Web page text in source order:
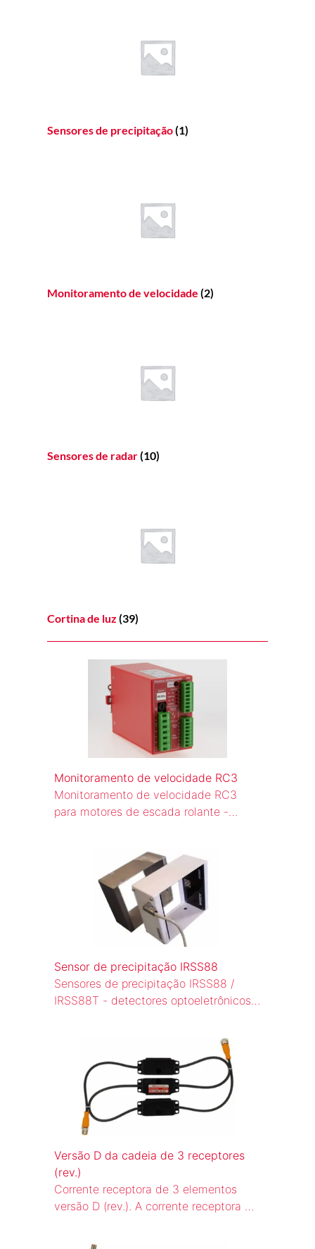
Sensores de precipitação(1)
Monitoramento de velocidade(2)
Sensores de radar(10)
Cortina de luz(39)
Monitoramento de velocidade RC3
Monitoramento de velocidade RC3
para motores de escada rolante -
(66⅔ a 500 Hz), autoteste automático,
montagem em trilho DIN
Sensor de precipitação IRSS88
Sensores de precipitação IRSS88 /
IRSS88T - detectores optoeletrônicos
instantânea, IRSS88T com medição de
temperatura integrada e RS232
Versão D da cadeia de 3 receptores
(rev.)
Corrente receptora de 3 elementos
versão D (rev.). A corrente receptora de